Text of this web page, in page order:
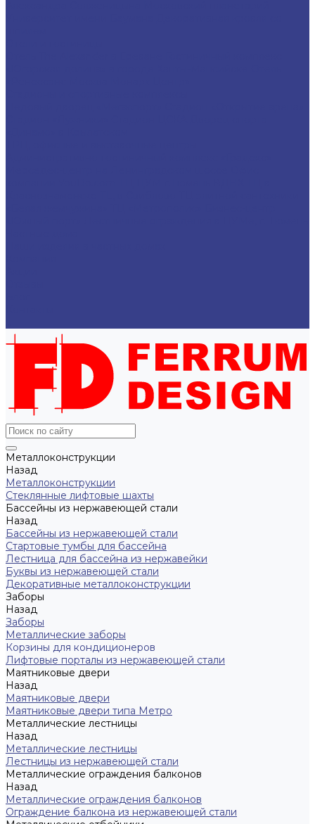
Металлоконструкции
Назад
Металлоконструкции
Cтеклянные лифтовые шахты
Бассейны из нержавеющей стали
Назад
Бассейны из нержавеющей стали
Стартовые тумбы для бассейна
Лестница для бассейна из нержавейки
Буквы из нержавеющей стали
Декоративные металлоконструкции
Заборы
Назад
Заборы
Металлические заборы
Корзины для кондиционеров
Лифтовые порталы из нержавеющей стали
Маятниковые двери
Назад
Маятниковые двери
Маятниковые двери типа Метро
Металлические лестницы
Назад
Металлические лестницы
Лестницы из нержавеющей стали
Металлические ограждения балконов
Назад
Металлические ограждения балконов
Ограждение балкона из нержавеющей стали